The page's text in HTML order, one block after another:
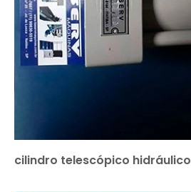
cilindro telescópico hidráulico